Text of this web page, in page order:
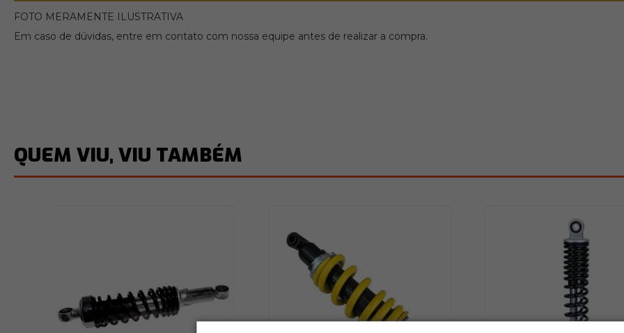
FOTO MERAMENTE ILUSTRATIVA
Em caso de dúvidas, entre em contato com nossa equipe antes de realizar a compra.
QUEM VIU, VIU TAMBÉM